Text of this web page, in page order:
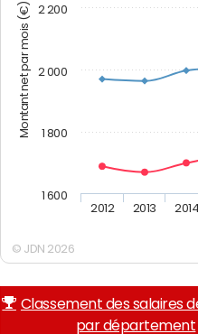
Montant net par mois (€)
2012 2013 2014
1 600
1 800
2 000
2 200
© JDN 2026
Classement des salaires
par département